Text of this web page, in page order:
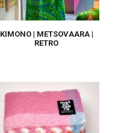
KIMONO | METSOVAARA |
RETRO